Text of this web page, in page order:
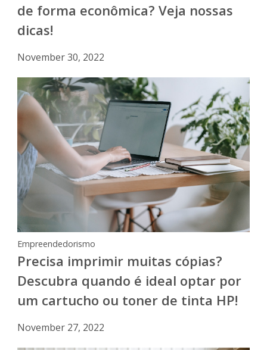
de forma econômica? Veja nossas
dicas!
November 30, 2022
Empreendedorismo
Precisa imprimir muitas cópias?
Descubra quando é ideal optar por
um cartucho ou toner de tinta HP!
November 27, 2022